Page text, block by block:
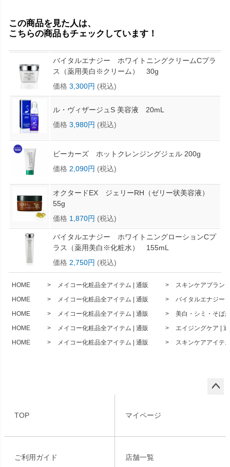
この商品を見た人は、
こちらの商品もチェックしています！
バイタルエナジー ホワイトニングクリームCプラ
ス（薬用美白※クリーム） 30g
価格 3,300円 (税込)
ル・ヴィザージュS 美容液 20mL
価格 3,980円 (税込)
ビーカーズ ホットクレンジングジェル 200g
価格 2,090円 (税込)
オクタードEX ジェリーRH（ゼリー状美容液）
55g
価格 1,870円 (税込)
バイタルエナジー ホワイトニングローションCプ
ラス（薬用美白※化粧水） 155mL
価格 2,750円 (税込)
HOME メイコー化粧品全アイテム | 通販
スキンケアブラン
HOME
メイコー化粧品全アイテム | 通販
バイタルエナジ
HOME
メイコー化粧品全アイテム | 通販
美白・シミ・そば
HOME
メイコー化粧品全アイテム | 通販
エイジングケア |
HOME
メイコー化粧品全アイテム | 通販 スキンケアアイテ
TOP マイページ
ご利用ガイド 店舗一覧